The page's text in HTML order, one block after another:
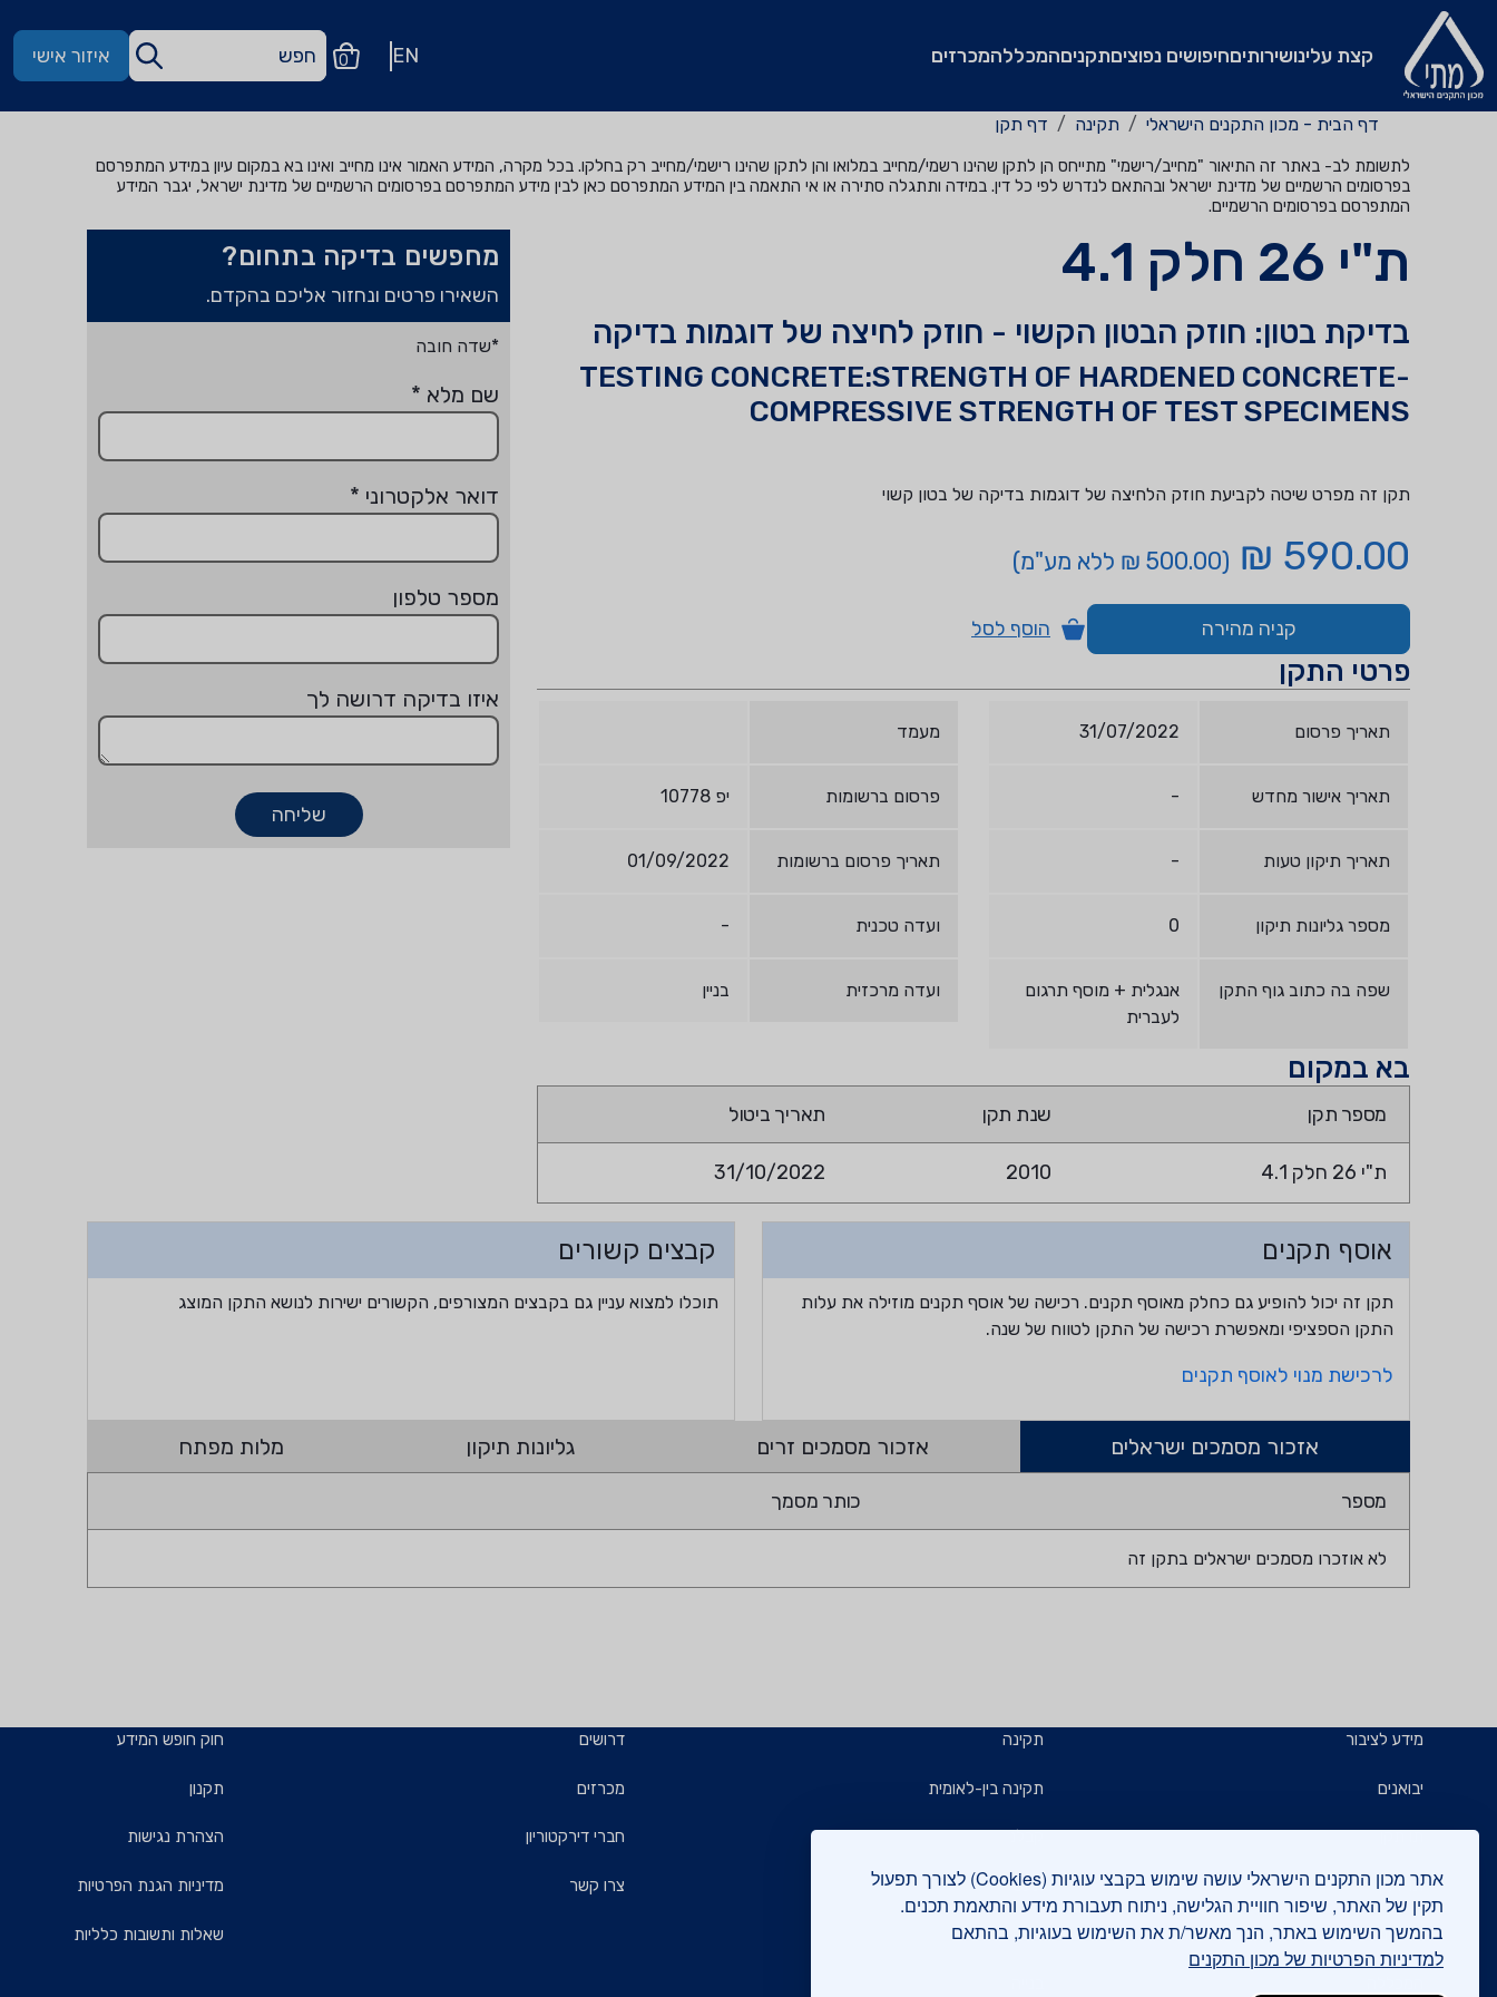
אתר מכון התקנים הישראלי עושה שימוש בקבצי עוגיות (Cookies) לצורך תפעול
תקין של האתר, שיפור חוויית הגלישה, ניתוח תעבורת מידע והתאמת תכנים.
בהמשך השימוש באתר, הנך מאשר/ת את השימוש בעוגיות, בהתאם
למדיניות הפרטיות של מכון התקנים
קצת עלינושירותיםחיפושים נפוציםתקניםהמכללהמכרזים EN
0 איזור אישי
דף הבית - מכון התקנים הישראלי תקינה דף תקן
לתשומת לב- באתר זה התיאור "מחייב/רישמי" מתייחס הן לתקן שהינו רשמי/מחייב במלואו והן לתקן שהינו רישמי/מחייב רק בחלקו. בכל מקרה, המידע האמור אינו מחייב ואינו בא במקום עיון במידע המתפרסם
בפרסומים הרשמיים של מדינת ישראל ובהתאם לנדרש לפי כל דין. במידה ותתגלה סתירה או אי התאמה בין המידע המתפרסם כאן לבין מידע המתפרסם בפרסומים הרשמיים של מדינת ישראל, יגבר המידע
המתפרסם בפרסומים הרשמיים.
ת"י 26 חלק 4.1
בדיקת בטון: חוזק הבטון הקשוי - חוזק לחיצה של דוגמות בדיקה
TESTING CONCRETE:STRENGTH OF HARDENED CONCRETE-
COMPRESSIVE STRENGTH OF TEST SPECIMENS
תקן זה מפרט שיטה לקביעת חוזק הלחיצה של דוגמות בדיקה של בטון קשוי
590.00 ₪ (500.00 ₪ ללא מע"מ)
קניה מהירה הוסף לסל
פרטי התקן
תאריך פרסום 31/07/2022
תאריך אישור מחדש -
תאריך תיקון טעות -
מספר גליונות תיקון 0
שפה בה כתוב גוף התקן
אנגלית + מוסף תרגום
לעברית
מעמד
פרסום ברשומות יפ 10778
תאריך פרסום ברשומות 01/09/2022
ועדה טכנית -
ועדה מרכזית בניין
בא במקום
מספר תקן שנת תקן תאריך ביטול
ת"י 26 חלק 4.1 2010
31/10/2022
מחפשים בדיקה בתחום?
השאירו פרטים ונחזור אליכם בהקדם.
*שדה חובה
שם מלא *
דואר אלקטרוני *
מספר טלפון
איזו בדיקה דרושה לך
שליחה
אוסף תקנים
תקן זה יכול להופיע גם כחלק מאוסף תקנים. רכישה של אוסף תקנים מוזילה את עלות
התקן הספציפי ומאפשרת רכישה של התקן לטווח של שנה.
לרכישת מנוי לאוסף תקנים
קבצים קשורים
תוכלו למצוא עניין גם בקבצים המצורפים, הקשורים ישירות לנושא התקן המוצג
אזכור מסמכים ישראלים אזכור מסמכים זרים גליונות תיקון מלות מפתח
מספר כותר מסמך
לא אוזכרו מסמכים ישראלים בתקן זה
מידע לציבור
יבואנים
תו תקן
תו ירוק
יצואנים
תקינה
תקינה בין-לאומית
קבלנים ויזמים
תעשיינים
בדיקות
דרושים
מכרזים
חברי דירקטוריון
צרו קשר
חוק חופש המידע
תקנון
הצהרת נגישות
מדיניות הגנת הפרטיות
שאלות ותשובות כלליות